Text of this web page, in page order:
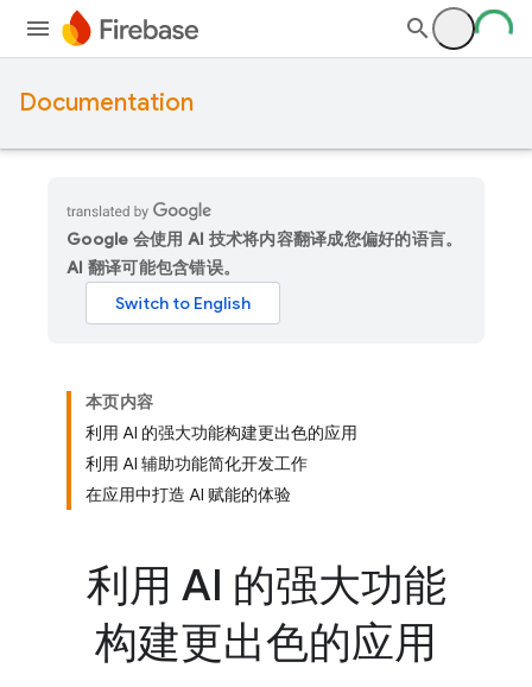
Documentation
Google 会使用 AI 技术将内容翻译成您偏好的语言。
AI 翻译可能包含错误。
本页内容
利用 AI 的强大功能构建更出色的应用
利用 AI 辅助功能简化开发工作
在应用中打造 AI 赋能的体验
利用 AI 的强大功能
构建更出色的应用